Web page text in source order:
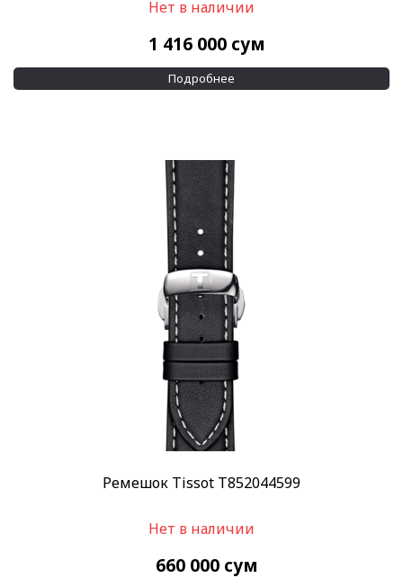
Нет в наличии
1 416 000 сум
Подробнее
Ремешок Tissot T852044599
Нет в наличии
660 000 сум